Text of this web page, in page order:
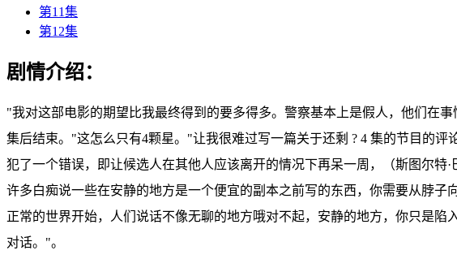
第11集
第12集
剧情介绍：
"我对这部电影的期望比我最终得到的要多得多。警察基本上是假人，他们在
集后结束。"这怎么只有4颗星。"让我很难过写一篇关于还剩 ? 4 集的节目的评
犯了一个错误，即让候选人在其他人应该离开的情况下再呆一周，（斯图尔
许多白痴说一些在安静的地方是一个便宜的副本之前写的东西，你需要从脖
正常的世界开始，人们说话不像无聊的地方哦对不起，安静的地方，你只是
对话。"。